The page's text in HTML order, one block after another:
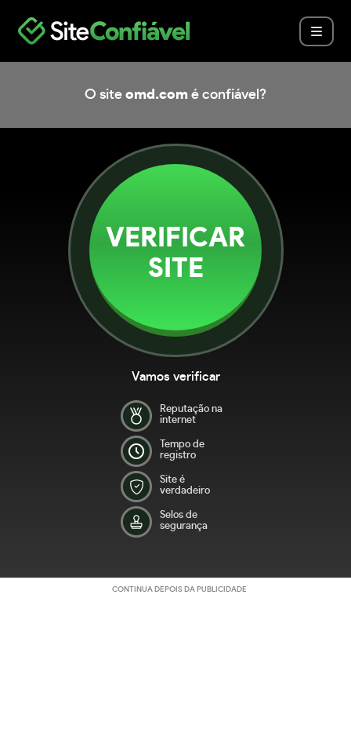
O site omd.com é confiável?
VERIFICAR
SITE
Vamos verificar
Reputação na
internet
Tempo de
registro
Site é
verdadeiro
Selos de
segurança
CONTINUA DEPOIS DA PUBLICIDADE